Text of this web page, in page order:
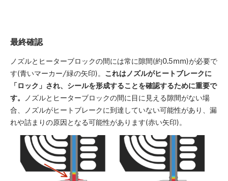
最終確認
ノズルとヒーターブロックの間には常に隙間(約0.5mm)が必要で
す(青いマーカー/緑の矢印)。 これはノズルがヒートブレークに
「ロック」され、シールを形成することを確認するために重要で
す。
ノズルとヒーターブロックの間に目に見える隙間がない場
合、ノズルがヒートブレークに到達していない可能性があり、漏
れや詰まりの原因となる可能性があります(赤い矢印)。